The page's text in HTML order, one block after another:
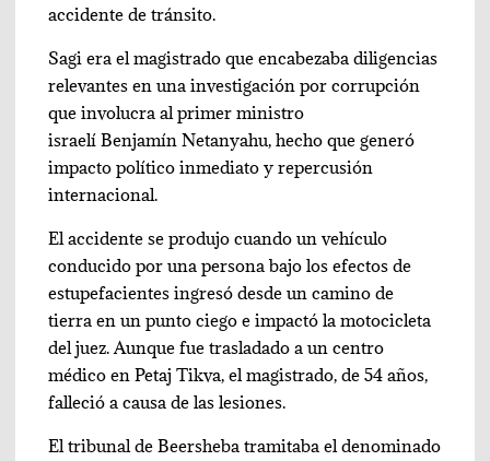
accidente de tránsito.
Sagi era el magistrado que encabezaba diligencias
relevantes en una investigación por corrupción
que involucra al primer ministro
israelí Benjamín Netanyahu, hecho que generó
impacto político inmediato y repercusión
internacional.
El accidente se produjo cuando un vehículo
conducido por una persona bajo los efectos de
estupefacientes ingresó desde un camino de
tierra en un punto ciego e impactó la motocicleta
del juez. Aunque fue trasladado a un centro
médico en Petaj Tikva, el magistrado, de 54 años,
falleció a causa de las lesiones.
El tribunal de Beersheba tramitaba el denominado